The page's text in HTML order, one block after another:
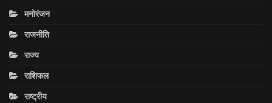
मनोरंजन
राजनीति
राज्य
राशिफल
राष्ट्रीय